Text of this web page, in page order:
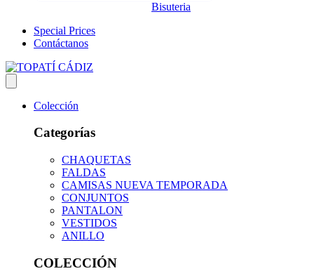
Bisuteria
Special Prices
Contáctanos
Colección
Categorías
CHAQUETAS
FALDAS
CAMISAS NUEVA TEMPORADA
CONJUNTOS
PANTALON
VESTIDOS
ANILLO
COLECCIÓN